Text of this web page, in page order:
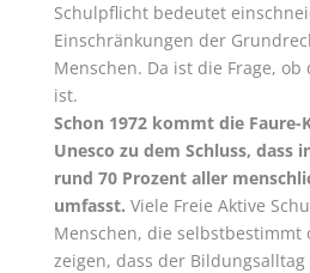
Schulpflicht bedeutet
Einschränkungen der
Menschen. Da ist die Frage,
ist.
Schon 1972 kommt die
Unesco zu dem Schluss, dass
rund 70 Prozent aller
umfasst. Viele Freie Aktive
Menschen, die selbstbestimmt
zeigen, dass der